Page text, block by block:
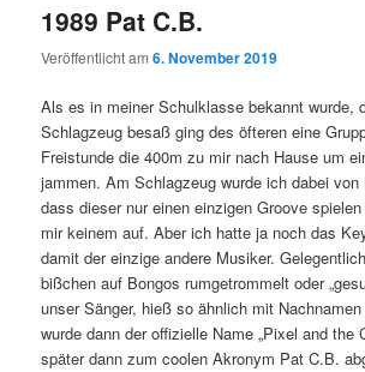
1989 Pat C.B.
Veröffentlicht am6. November 2019
Als es in meiner Schulklasse bekannt wurde,
Schlagzeug besaß ging des öfteren eine
Freistunde die 400m zu mir nach Hause um
jammen. Am Schlagzeug wurde ich dabei von
dass dieser nur einen einzigen Groove
mir keinem auf. Aber ich hatte ja noch das
damit der einzige andere Musiker.
bißchen auf Bongos rumgetrommelt oder
unser Sänger, hieß so ähnlich mit Nachnamen
wurde dann der offizielle Name „Pixel and the
später dann zum coolen Akronym Pat C.B.